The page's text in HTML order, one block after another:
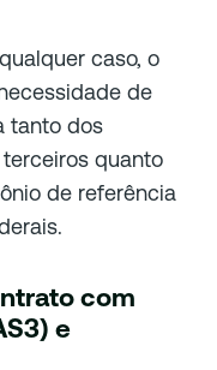
caso, o
de
tanto dos
quanto
de referência
com
e